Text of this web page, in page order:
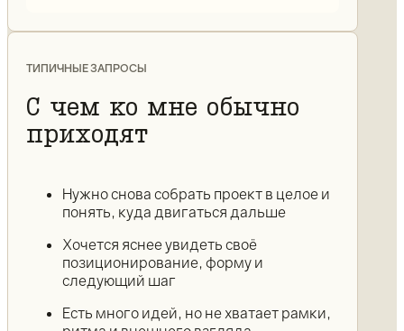
ТИПИЧНЫЕ ЗАПРОСЫ
С чем ко мне обычно
приходят
Нужно снова собрать проект в целое и
понять, куда двигаться дальше
Хочется яснее увидеть своё
позиционирование, форму и
следующий шаг
Есть много идей, но не хватает рамки,